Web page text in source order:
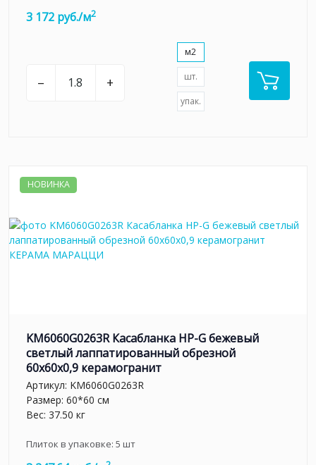
3 172 руб./м2
– +
м2
шт.
упак.
НОВИНКА
KM6060G0263R Касабланка HP-G бежевый
светлый лаппатированный обрезной
60x60x0,9 керамогранит
Артикул: KM6060G0263R
Размер: 60*60 см
Вес: 37.50 кг
Плиток в упаковке: 5 шт